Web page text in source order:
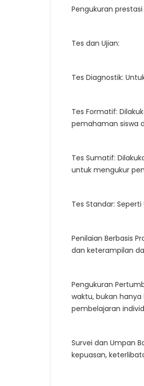
Pengukuran
Tes dan Ujian:
Tes Diagnostik:
Tes Formatif:
pemahaman siswa
Tes Sumatif:
untuk mengukur
Tes Standar:
Penilaian Berbasis
dan keterampilan
Pengukuran
waktu, bukan
pembelajaran
Survei dan Umpan
kepuasan,